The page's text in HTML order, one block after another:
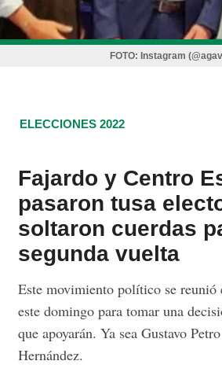
FOTO: Instagram
ELECCIONES 2022
Fajardo y Centro
pasaron tusa
soltaron cuerdas
segunda vuelta
Este movimiento político se reunió
este domingo para tomar una
que apoyarán. Ya sea Gustavo
Hernández.